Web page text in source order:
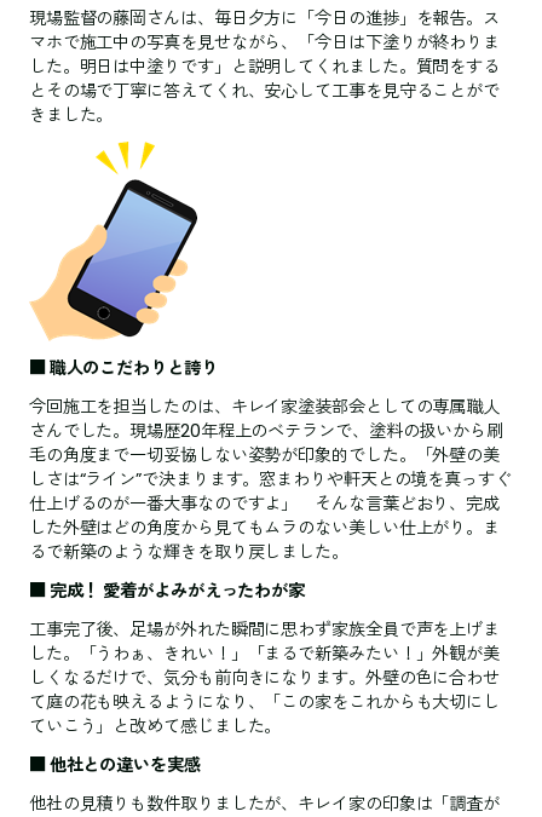
現場監督の藤岡さんは、毎日夕方に「今日の進捗」を報告。ス
マホで施工中の写真を見せながら、「今日は下塗りが終わりま
した。明日は中塗りです」と説明してくれました。質問をする
とその場で丁寧に答えてくれ、安心して工事を見守ることがで
きました。
■ 職人のこだわりと誇り
今回施工を担当したのは、キレイ家塗装部会としての専属職人
さんでした。現場歴20年程上のベテランで、塗料の扱いから刷
毛の角度まで一切妥協しない姿勢が印象的でした。「外壁の美
しさは“ライン”で決まります。窓まわりや軒天との境を真っすぐ
仕上げるのが一番大事なのですよ」 そんな言葉どおり、完成
した外壁はどの角度から見てもムラのない美しい仕上がり。ま
るで新築のような輝きを取り戻しました。
■ 完成！ 愛着がよみがえったわが家
工事完了後、足場が外れた瞬間に思わず家族全員で声を上げま
した。「うわぁ、きれい！」「まるで新築みたい！」外観が美
しくなるだけで、気分も前向きになります。外壁の色に合わせ
て庭の花も映えるようになり、「この家をこれからも大切にし
ていこう」と改めて感じました。
■ 他社との違いを実感
他社の見積りも数件取りましたが、キレイ家の印象は「調査が